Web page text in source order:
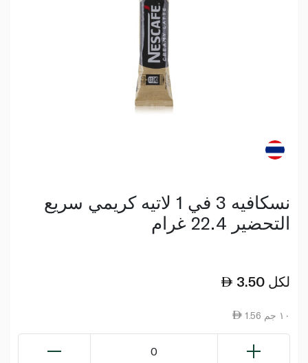
نسكافيه 3 في 1 لاتيه كريمي سريع
التحضير 22.4 غرام
3.50 لكل
1.56 ١٠ جم
0